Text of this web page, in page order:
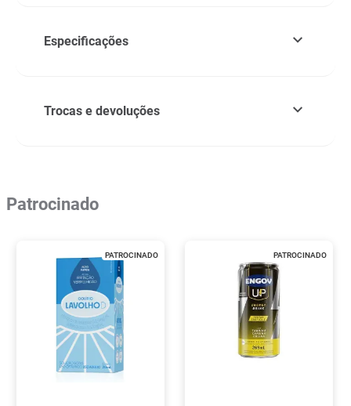
Especificações
Trocas e devoluções
Patrocinado
PATROCINADO PATROCINADO